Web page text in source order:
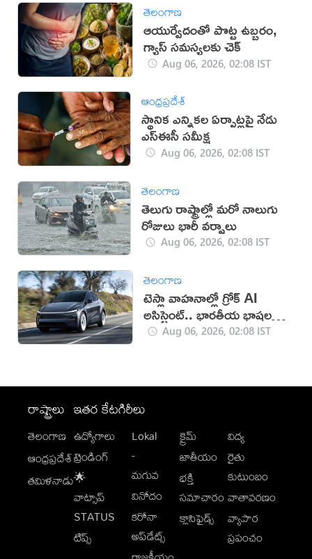
తెలంగాణ
ఆయుర్వేదంతో పొట్ట ఉబ్బరం,
గ్యాస్ సమస్యలకు చెక్
Aug 06, 2026, 02:08 IST
ఆంధ్రప్రదేశ్
స్థానిక ఎన్నికల ఏర్పాట్లపై నేడు
ఎస్ఈసీ సమీక్ష
Aug 06, 2026, 02:08 IST
తెలంగాణ
తెలుగు రాష్ట్రాల్లో మరో నాలుగు
రోజులు భారీ వర్షాలు
Aug 06, 2026, 02:08 IST
తెలంగాణ
టెస్లా వాహనాల్లో గ్రోక్ AI
అసిస్టెంట్.. భారతీయ భాషలకు
మద్దతుAug 06, 2026, 02:08 IST
రాష్ట్రాలు
తెలంగాణ
ఆంధ్రప్రదేశ్
తమిళనాడు
ఇతర కేటగిరీలు
ఉద్యోగాలు
ట్రెండింగ్
🌟
వాట్సాప్
STATUS
టిప్స్
Lokal
-
మగువ
వినోదం
కరోనా
అప్‌డేట్స్
క్రైమ్
జాతీయం
భక్తి
సమాచారం
క్లాసిఫైడ్స్
విద్య
రైతు
కుటుంబం
వాతావరణం
వ్యాపార
ప్రపంచం